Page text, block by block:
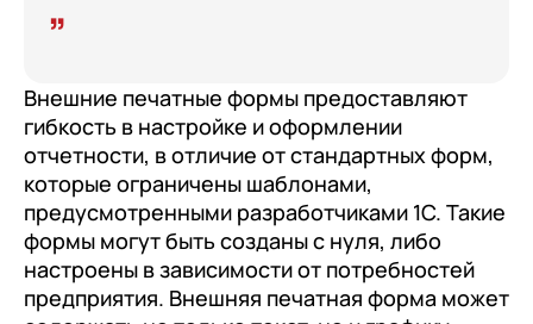
Внешние печатные формы предоставляют
гибкость в настройке и оформлении
отчетности, в отличие от стандартных форм,
которые ограничены шаблонами,
предусмотренными разработчиками 1С. Такие
формы могут быть созданы с нуля, либо
настроены в зависимости от потребностей
предприятия. Внешняя печатная форма может